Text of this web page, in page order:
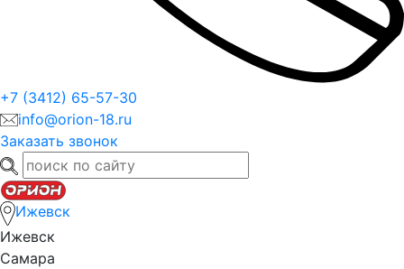
+7 (3412) 65-57-30
info@orion-18.ru
Заказать звонок
Ижевск
Ижевск
Самара